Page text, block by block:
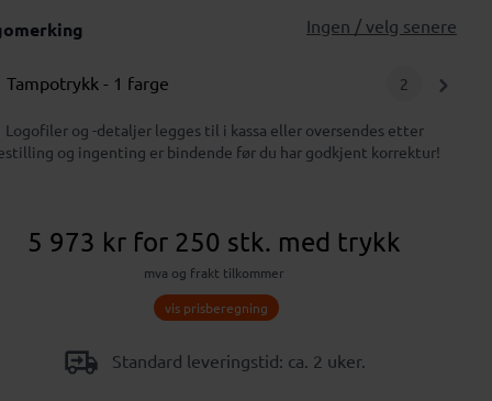
Ingen / velg senere
Tampotrykk- 1 farge 2
Logofiler og -detaljer legges til i kassa eller oversendes etter
og ingenting er bindende før du har godkjent korrektur!
5 973 kr for 250 stk. med trykk
mva og frakt tilkommer
vis prisberegning
Standard leveringstid: ca. 2 uker.